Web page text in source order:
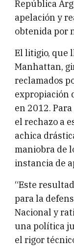
República
apelación y
obtenida por
El litigio, que
Manhattan,
reclamados
expropiación
en 2012.
el rechazo a
achica
maniobra de
instancia de
“Este
para la
Nacional y
una política
el rigor